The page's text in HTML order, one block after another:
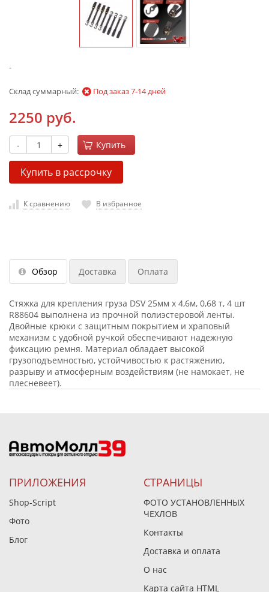
-
Склад суммарный: Под заказ 7-14 дней
2250 руб.
- + Купить
Купить в рассрочку
К сравнению В избранное
Обзор Доставка Оплата
Стяжка для крепления груза DSV 25мм х 4,6м, 0,68 т, 4 шт
R88604 выполнена из прочной полиэстеровой ленты.
Двойные крюки с защитным покрытием и храповый
механизм с удобной ручкой обеспечивают надежную
фиксацию ремня. Материал обладает высокой
грузоподъемностью, устойчивостью к растяжению,
разрыву и атмосферным воздействиям (не намокает, не
плесневеет).
ПРИЛОЖЕНИЯ
Shop-Script
Фото
Блог
СТРАНИЦЫ
ФОТО УСТАНОВЛЕННЫХ
ЧЕХЛОВ
Контакты
Доставка и оплата
О нас
Карта сайта HTML